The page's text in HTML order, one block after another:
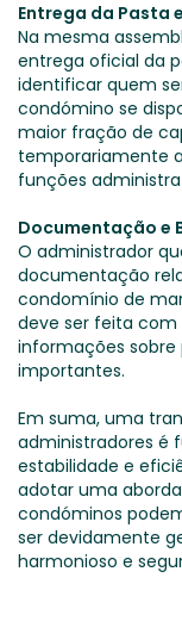
Entrega da Pasta
Na mesma
entrega oficial da
identificar quem
condómino se
maior fração de
temporariamente
funções
Documentação e
O administrador
documentação
condomínio de
deve ser feita
informações sobre
importantes.
Em suma, uma
administradores é
estabilidade e
adotar uma
condóminos
ser devidamente
harmonioso e